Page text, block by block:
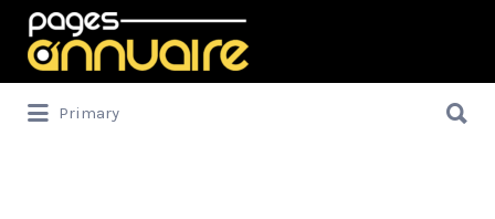
Rechercher:
Primary